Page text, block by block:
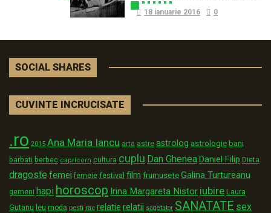
18 ianuarie 2016 0
SOCIAL SHARES
CUVINTE INCRUCISATE
.ro 2015 Ana Maria Iancu arta astre astrolog astrologie bani
barbati berbec capricorn cultura cuplu Dan GheneaDaniel Filip Dieta
dragoste femei femeie festival film frumusete Galina Turtureanu
gemeni hapi horoscop Irina Margareta Nistor iubire Laura
Gutanu leu moda pesti rac relatie relatii sagetator SANATATE sex